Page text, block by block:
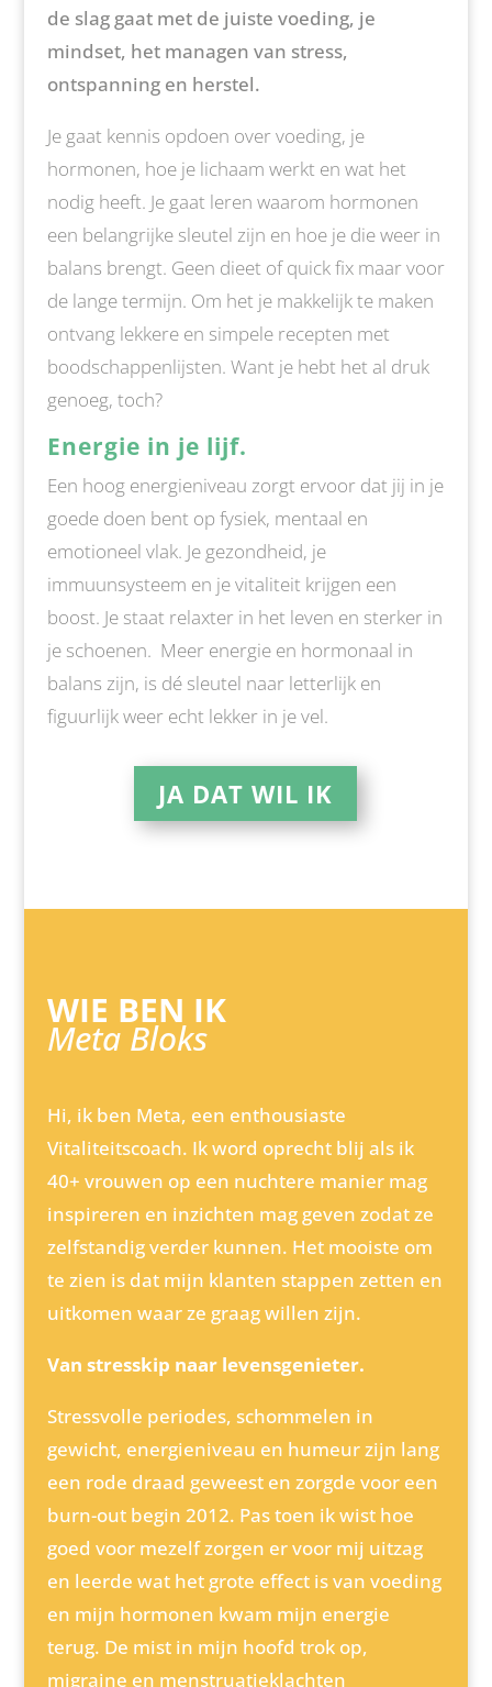
de slag gaat met de juiste voeding, je
mindset, het managen van stress,
ontspanning en herstel.
Je gaat kennis opdoen over voeding, je
hormonen, hoe je lichaam werkt en wat het
nodig heeft. Je gaat leren waarom hormonen
een belangrijke sleutel zijn en hoe je die weer in
balans brengt. Geen dieet of quick fix maar voor
de lange termijn. Om het je makkelijk te maken
ontvang lekkere en simpele recepten met
boodschappenlijsten. Want je hebt het al druk
genoeg, toch?
Energie in je lijf.
Een hoog energieniveau zorgt ervoor dat jij in je
goede doen bent op fysiek, mentaal en
emotioneel vlak. Je gezondheid, je
immuunsysteem en je vitaliteit krijgen een
boost. Je staat relaxter in het leven en sterker in
je schoenen. Meer energie en hormonaal in
balans zijn, is dé sleutel naar letterlijk en
figuurlijk weer echt lekker in je vel.
JA DAT WIL IK
WIE BEN IK
Meta Bloks
Hi, ik ben Meta, een enthousiaste
Vitaliteitscoach. Ik word oprecht blij als ik
40+ vrouwen op een nuchtere manier mag
inspireren en inzichten mag geven zodat ze
zelfstandig verder kunnen. Het mooiste om
te zien is dat mijn klanten stappen zetten en
uitkomen waar ze graag willen zijn.
Van stresskip naar levensgenieter.
Stressvolle periodes, schommelen in
gewicht, energieniveau en humeur zijn lang
een rode draad geweest en zorgde voor een
burn-out begin 2012. Pas toen ik wist hoe
goed voor mezelf zorgen er voor mij uitzag
en leerde wat het grote effect is van voeding
en mijn hormonen kwam mijn energie
terug. De mist in mijn hoofd trok op,
migraine en menstruatieklachten